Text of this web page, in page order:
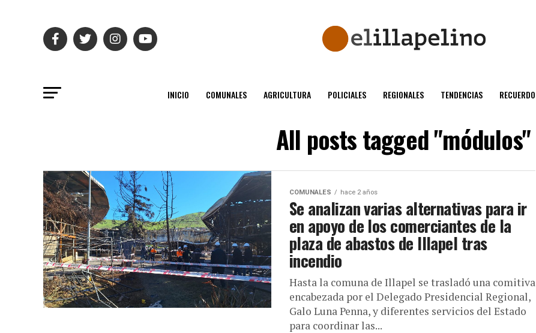
INICIO COMUNALES AGRICULTURA POLICIALES REGIONALES TENDENCIAS RECUERDO
All posts tagged "módulos"
COMUNALES hace 2 años
Se analizan varias alternativas para ir
en apoyo de los comerciantes de la
plaza de abastos de Illapel tras
incendio
Hasta la comuna de Illapel se trasladó una comitiva
encabezada por el Delegado Presidencial Regional,
Galo Luna Penna, y diferentes servicios del Estado
para coordinar las...